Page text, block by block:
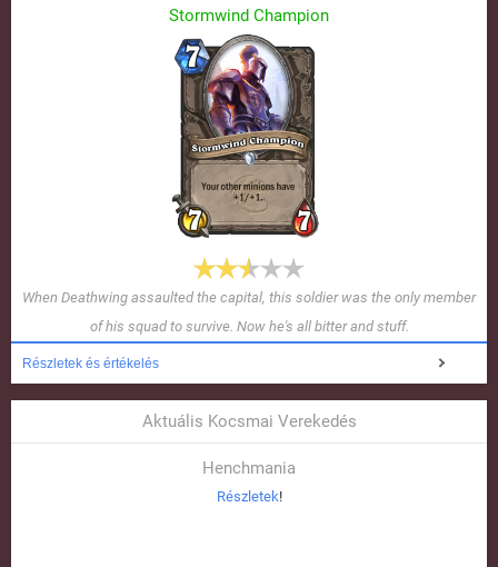
Stormwind Champion
When Deathwing assaulted the capital, this soldier was the only member
of his squad to survive. Now he's all bitter and stuff.
Részletek és értékelés
Aktuális Kocsmai Verekedés
Henchmania
Részletek!